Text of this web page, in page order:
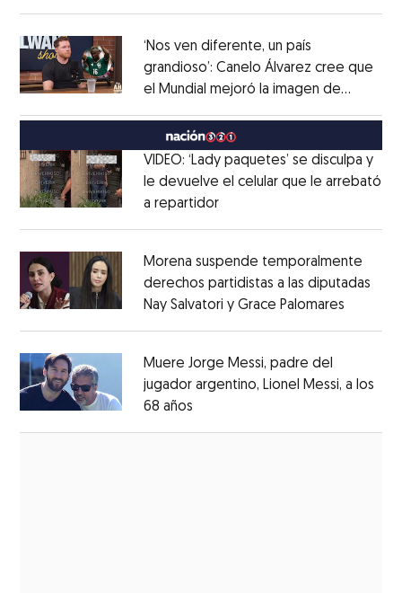
‘Nos ven diferente, un país
grandioso’: Canelo Álvarez cree que
el Mundial mejoró la imagen de
MéxicoOpens in new window
VIDEO: ‘Lady paquetes’ se disculpa y
le devuelve el celular que le arrebató
a repartidorOpens in new window
Morena suspende temporalmente
derechos partidistas a las diputadas
Nay Salvatori y Grace Palomares
Muere Jorge Messi, padre del
jugador argentino, Lionel Messi, a los
68 años